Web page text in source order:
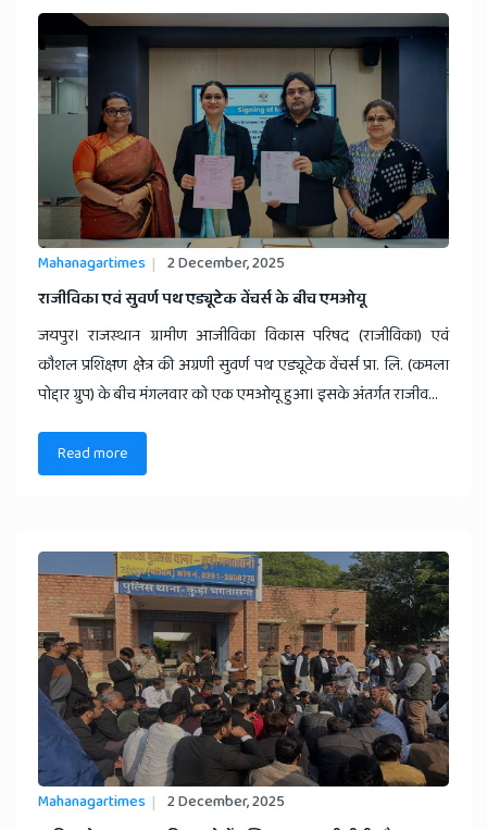
Mahanagartimes 2 December, 2025
​राजीविका एवं सुवर्ण पथ एड्यूटेक वेंचर्स के बीच एमओयू
जयपुर। राजस्थान ग्रामीण आजीविका विकास परिषद (राजीविका) एवं
कौशल प्रशिक्षण क्षेत्र की अग्रणी सुवर्ण पथ एड्यूटेक वेंचर्स प्रा. लि. (कमला
पोद्दार ग्रुप) के बीच मंगलवार को एक एमओयू हुआ। इसके अंतर्गत राजीव...
Read more
Mahanagartimes 2 December, 2025